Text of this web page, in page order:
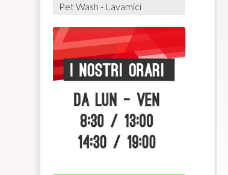
Pulsanti
colorati (con
microswitch)
retroilluminati
con LED
(5Vcc) - set
di 4 pezzi
Pulsanti con
gettoniere
5
SHOWERS
– Multi-Coin
Token
System with
RFID
Reader and
Pause
Function
Token
System +
Reader for 5
Pet Wash - Lavamici